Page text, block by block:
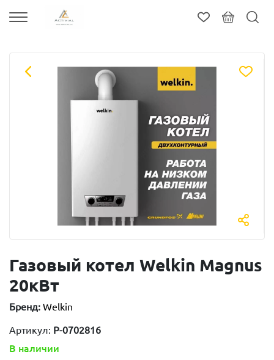
Газовый котел Welkin Magnus
20кВт
Бренд: Welkin
Артикул: P-0702816
В наличии